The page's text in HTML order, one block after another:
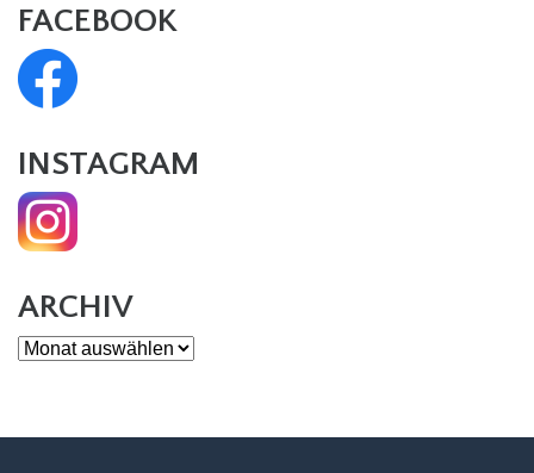
FACEBOOK
INSTAGRAM
ARCHIV
Archiv